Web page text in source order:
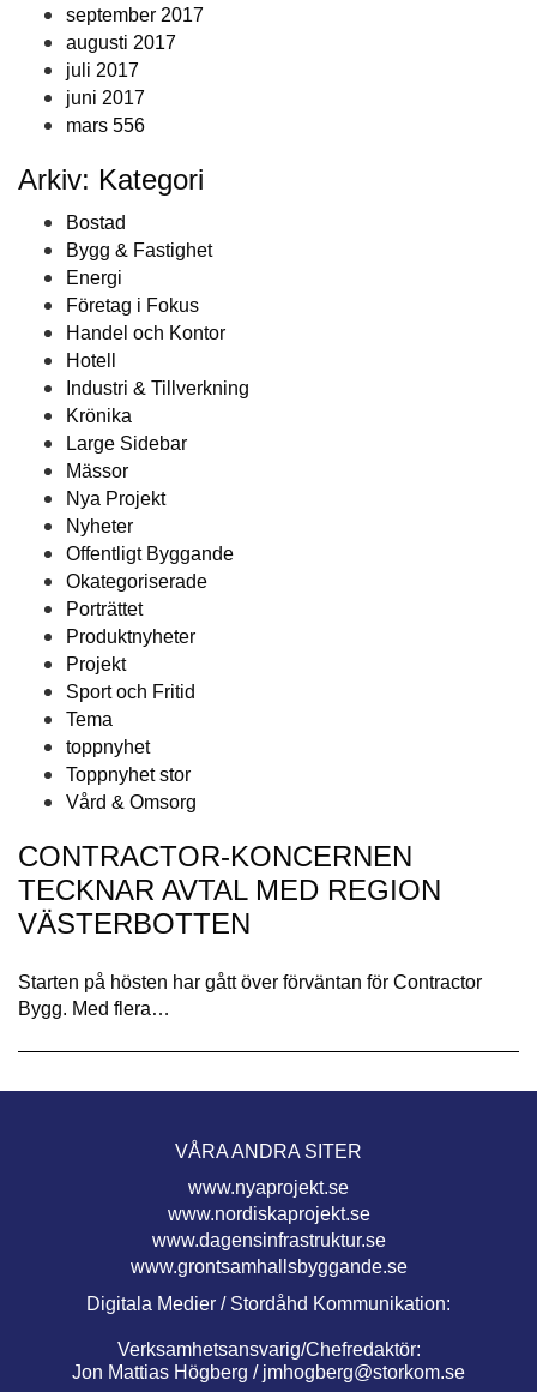
september 2017
augusti 2017
juli 2017
juni 2017
mars 556
Arkiv: Kategori
Bostad
Bygg & Fastighet
Energi
Företag i Fokus
Handel och Kontor
Hotell
Industri & Tillverkning
Krönika
Large Sidebar
Mässor
Nya Projekt
Nyheter
Offentligt Byggande
Okategoriserade
Porträttet
Produktnyheter
Projekt
Sport och Fritid
Tema
toppnyhet
Toppnyhet stor
Vård & Omsorg
CONTRACTOR-KONCERNEN
TECKNAR AVTAL MED REGION
VÄSTERBOTTEN
Starten på hösten har gått över förväntan för Contractor
Bygg. Med flera…
VÅRA ANDRA SITER
www.nyaprojekt.se
www.nordiskaprojekt.se
www.dagensinfrastruktur.se
www.grontsamhallsbyggande.se
Digitala Medier / Stordåhd Kommunikation:
Verksamhetsansvarig/Chefredaktör:
Jon Mattias Högberg / jmhogberg@storkom.se